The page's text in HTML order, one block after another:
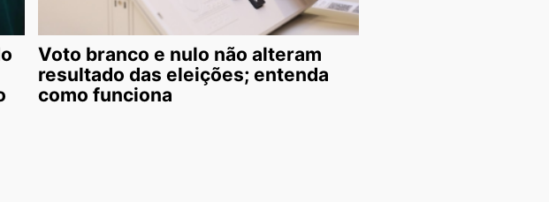
Voto branco e nulo não alteram
resultado das eleições; entenda
como funciona